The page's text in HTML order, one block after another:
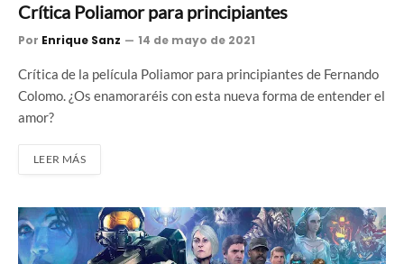
Crítica Poliamor para principiantes
Por Enrique Sanz 14 de mayo de 2021
Crítica de la película Poliamor para principiantes de Fernando
Colomo. ¿Os enamoraréis con esta nueva forma de entender el
amor?
LEER MÁS